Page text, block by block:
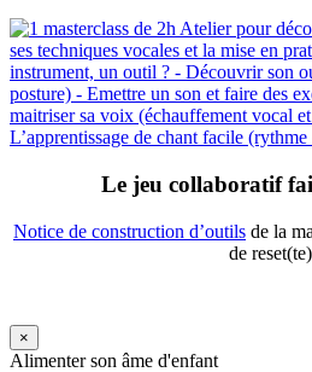
Le jeu collaboratif
Notice de construction d’outils de la
de reset(te)
×
Alimenter son âme d'enfant